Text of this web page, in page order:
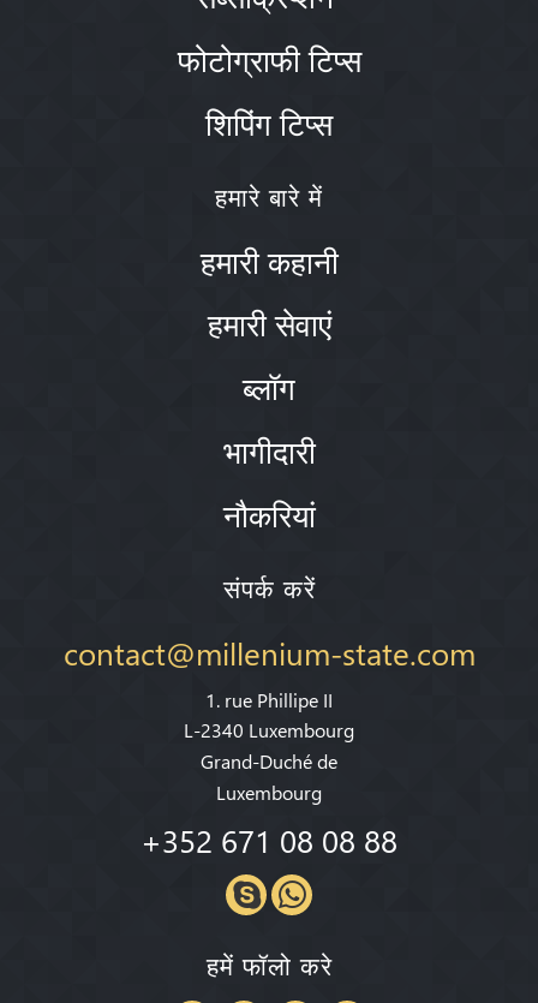
फोटोग्राफी टिप्स
शिपिंग टिप्स
हमारे बारे में
हमारी कहानी
हमारी सेवाएं
ब्लॉग
भागीदारी
नौकरियां
संपर्क करें
contact@millenium-state.com
1. rue Phillipe II
L-2340 Luxembourg
Grand-Duché de
Luxembourg
+352 671 08 08 88
हमें फॉलो करे